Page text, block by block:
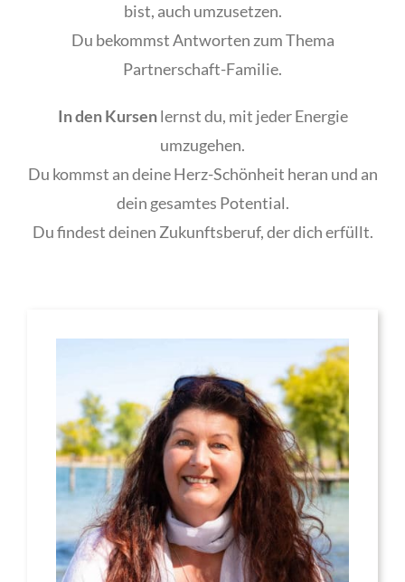
bist, auch umzusetzen.
Du bekommst Antworten zum Thema
Partnerschaft-Familie.
In den Kursenlernst du, mit jeder Energie
umzugehen.
Du kommst an deine Herz-Schönheit heran und an
dein gesamtes Potential.
Du findest deinen Zukunftsberuf, der dich erfüllt.